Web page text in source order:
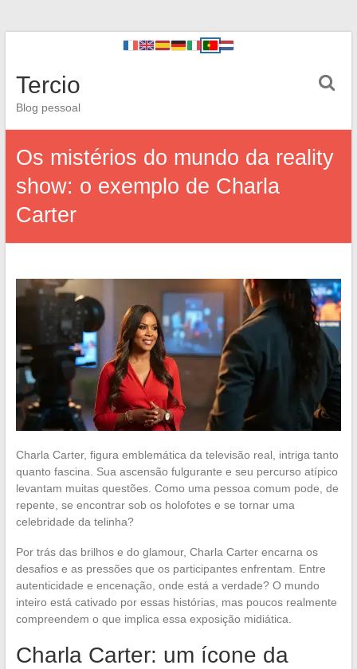
Tercio
Blog pessoal
Os mistérios do mundo da reality
show: o exemplo de Charla
Carter
Charla Carter, figura emblemática da televisão real, intriga tanto
quanto fascina. Sua ascensão fulgurante e seu percurso atípico
levantam muitas questões. Como uma pessoa comum pode, de
repente, se encontrar sob os holofotes e se tornar uma
celebridade da telinha?
Por trás das brilhos e do glamour, Charla Carter encarna os
desafios e as pressões que os participantes enfrentam. Entre
autenticidade e encenação, onde está a verdade? O mundo
inteiro está cativado por essas histórias, mas poucos realmente
compreendem o que implica essa exposição midiática.
Charla Carter: um ícone da